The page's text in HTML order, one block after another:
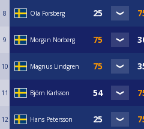
8 Ola Forsberg
9 Morgan Norberg
10 Magnus Lindgren
11 Björn Karlsson
12 Hans Petersson